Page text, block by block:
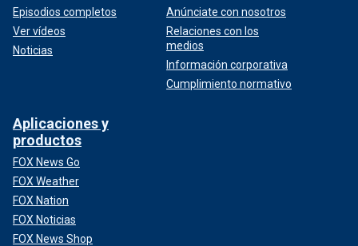
Episodios completos
Ver vídeos
Noticias
Anúnciate con nosotros
Relaciones con los
medios
Información corporativa
Cumplimiento normativo
Aplicaciones y
productos
FOX News Go
FOX Weather
FOX Nation
FOX Noticias
FOX News Shop